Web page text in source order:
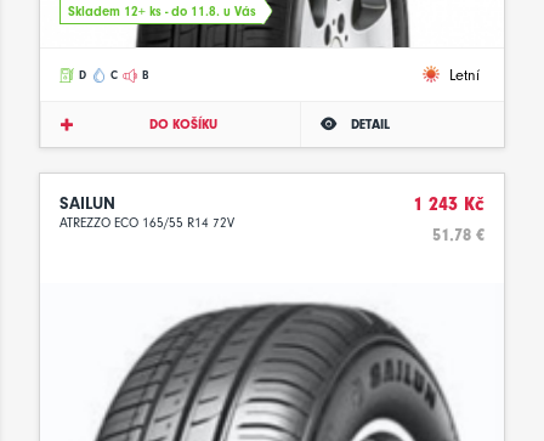
Skladem 12+ ks - do 11.8. u Vás
D C B Letní
DO KOŠÍKU DETAIL
SAILUN
ATREZZO ECO 165/55 R14 72V
1 243 Kč
51.78 €